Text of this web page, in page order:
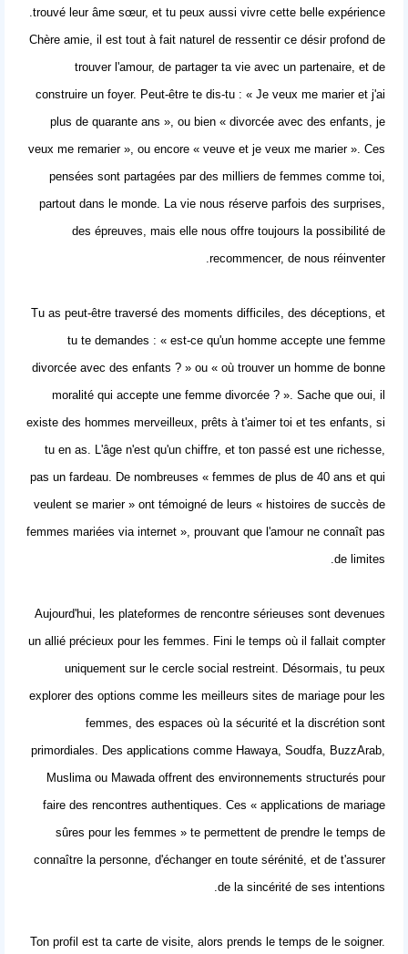
trouvé leur âme sœur, et tu peux aussi vivre cette belle expérience.
Chère amie, il est tout à fait naturel de ressentir ce désir profond de
trouver l'amour, de partager ta vie avec un partenaire, et de
construire un foyer. Peut-être te dis-tu : « Je veux me marier et j'ai
plus de quarante ans », ou bien « divorcée avec des enfants, je
veux me remarier », ou encore « veuve et je veux me marier ». Ces
pensées sont partagées par des milliers de femmes comme toi,
partout dans le monde. La vie nous réserve parfois des surprises,
des épreuves, mais elle nous offre toujours la possibilité de
recommencer, de nous réinventer.
Tu as peut-être traversé des moments difficiles, des déceptions, et
tu te demandes : « est-ce qu'un homme accepte une femme
divorcée avec des enfants ? » ou « où trouver un homme de bonne
moralité qui accepte une femme divorcée ? ». Sache que oui, il
existe des hommes merveilleux, prêts à t'aimer toi et tes enfants, si
tu en as. L'âge n'est qu'un chiffre, et ton passé est une richesse,
pas un fardeau. De nombreuses « femmes de plus de 40 ans et qui
veulent se marier » ont témoigné de leurs « histoires de succès de
femmes mariées via internet », prouvant que l'amour ne connaît pas
de limites.
Aujourd'hui, les plateformes de rencontre sérieuses sont devenues
un allié précieux pour les femmes. Fini le temps où il fallait compter
uniquement sur le cercle social restreint. Désormais, tu peux
explorer des options commeles meilleurs sites de mariage pour les
femmes, des espaces où la sécurité et la discrétion sont
primordiales. Des applications comme Hawaya, Soudfa, BuzzArab,
Muslima ou Mawada offrent des environnements structurés pour
faire des rencontres authentiques. Ces « applications de mariage
sûres pour les femmes » te permettent de prendre le temps de
connaître la personne, d'échanger en toute sérénité, et de t'assurer
de la sincérité de ses intentions.
Ton profil est ta carte de visite, alors prends le temps de le soigner.